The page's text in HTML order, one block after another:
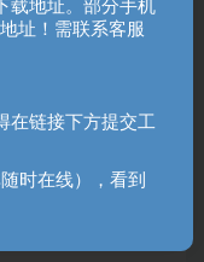
数（中）.pdf
载地址。部分手机
址！需联系客服
在链接下方提交工
时在线），看到